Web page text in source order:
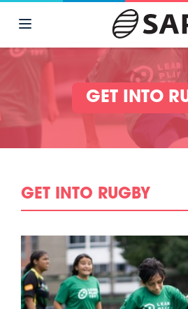
GET INTO
GET INTO RUGBY